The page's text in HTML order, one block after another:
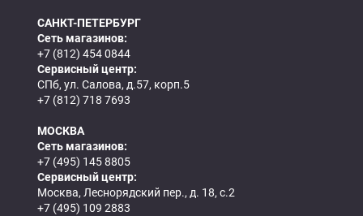
САНКТ-ПЕТЕРБУРГ
Сеть магазинов:
+7 (812) 454 0844
Сервисный центр:
СПб, ул. Салова, д.57, корп.5
+7 (812) 718 7693
МОСКВА
Сеть магазинов:
+7 (495) 145 8805
Сервисный центр:
Москва, Леснорядский пер., д. 18, с.2
+7 (495) 109 2883